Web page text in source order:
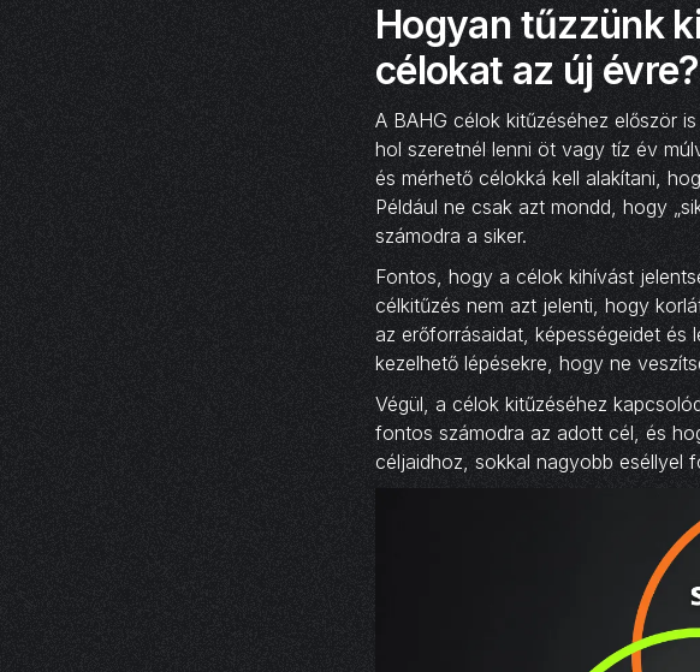
Hogyan tűzzünk
célokat az új évre?
A BAHG célok kitűzéséhez először
hol szeretnél lenni öt vagy tíz év
és mérhető célokká kell alakítani,
Például ne csak azt mondd, hogy
számodra a siker.
Fontos, hogy a célok kihívást
célkitűzés nem azt jelenti, hogy
az erőforrásaidat, képességeidet és
kezelhető lépésekre, hogy ne
Végül, a célok kitűzéséhez
fontos számodra az adott cél, és
céljaidhoz, sokkal nagyobb eséllyel